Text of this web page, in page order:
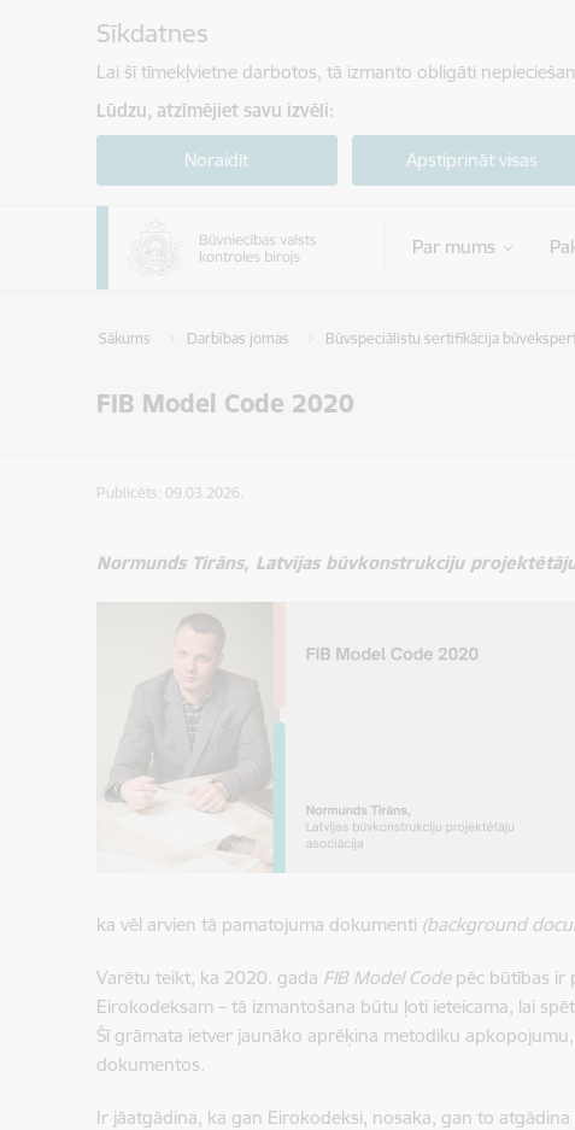
Sīkdatnes
Lai šī tīmekļvietne darbotos, tā izmanto obligāti
Lūdzu, atzīmējiet savu izvēli:
Noraidīt Apstiprināt visas
Par mums
Sākums Darbības jomas Būvspeciālistu sertifikācija
FIB Model Code 2020
Publicēts: 09.03.2026.
Normunds Tirāns, Latvijas būvkonstrukciju
ka vēl arvien tā pamatojuma dokumenti (background
Varētu teikt, ka 2020. gada FIB Model Codepēc būtības ir
Eirokodeksam – tā izmantošana būtu ļoti ieteicama, lai
Šī grāmata ietver jaunāko aprēķina metodiku
dokumentos.
Ir jāatgādina, ka gan Eirokodeksi, nosaka, gan to